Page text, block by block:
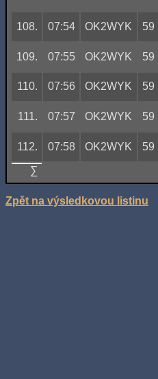
108. 07:54 OK2WYK 59
109. 07:55 OK2WYK 59
110. 07:56 OK2WYK 59
111. 07:57 OK2WYK 59
112. 07:58 OK2WYK 59
∑
Zpět na výsledkovou listinu